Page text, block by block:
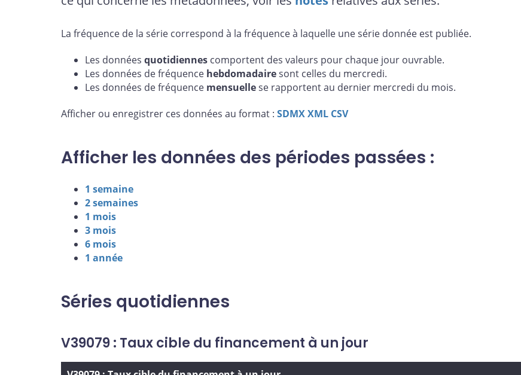
La fréquence de la série correspond à la fréquence à laquelle une série donnée est publiée.
Les données quotidiennes comportent des valeurs pour chaque jour ouvrable.
Les données de fréquence hebdomadairesont celles du mercredi.
Les données de fréquence mensuellese rapportent au dernier mercredi du mois.
Afficher ou enregistrer ces données au format : SDMXXML CSV
Afficher les données des périodes passées :
1 semaine
2 semaines
1 mois
3 mois
6 mois
1 année
Séries quotidiennes
V39079 : Taux cible du financement à un jour